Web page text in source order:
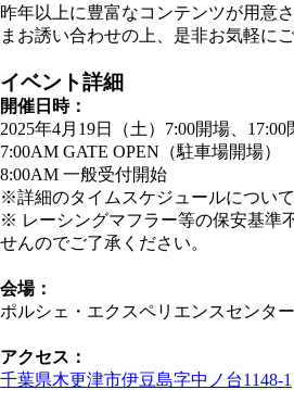
昨年以上に豊富なコンテンツが用意
まお誘い合わせの上、是非お気軽に
イベント詳細
開催日時：
2025年4月19日（土）7:00開場、17:00
7:00AM GATE OPEN（駐車場開場）
8:00AM 一般受付開始
※詳細のタイムスケジュールについ
※ レーシングマフラー等の保安基準
せんのでご了承ください。
会場：
ポルシェ・エクスペリエンスセンタ
アクセス：
千葉県木更津市伊豆島字中ノ台1148-1